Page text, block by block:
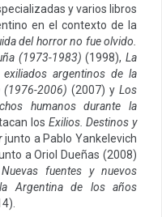
y varios libros
en el contexto de la
del horror no fue olvido.
(1973-1983) (1998), La
argentinos de la
(1976-2006) (2007) y Los
humanos durante la
los Exilios. Destinos y
junto a Pablo Yankelevich
a Oriol Dueñas (2008)
fuentes y nuevos
Argentina de los años